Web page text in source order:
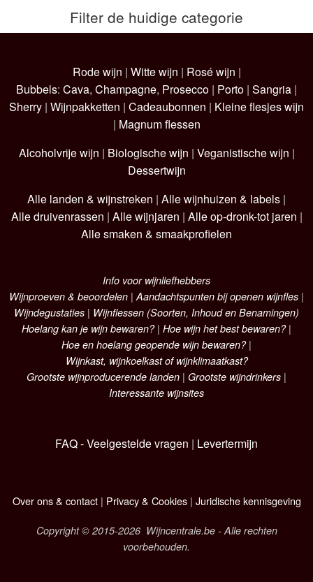
Kleine flesjes
Cadeaubonnen
Filter de huidige categorie
Rode wijn | Witte wijn | Rosé wijn |
Bubbels: Cava, Champagne, Prosecco | Porto | Sangria |
Sherry | Wijnpakketten | Cadeaubonnen | Kleine flesjes wijn
| Magnum flessen
Alcoholvrije wijn | Biologische wijn | Veganistische wijn |
Dessertwijn
Alle landen & wijnstreken | Alle wijnhuizen & labels |
Alle druivenrassen | Alle wijnjaren | Alle op-dronk-tot jaren |
Alle smaken & smaakprofielen
Info voor wijnliefhebbers
Wijnproeven & beoordelen |Aandachtspunten bij openen wijnfles |
Wijndegustaties | Wijnflessen (Soorten, Inhoud en Benamingen)
Hoelang kan je wijn bewaren?| Hoe wijn het best bewaren?|
Hoe en hoelang geopende wijn bewaren?|
Wijnkast, wijnkoelkast of wijnklimaatkast?
Grootste wijnproducerende landen | Grootste wijndrinkers |
Interessante wijnsites
FAQ - Veelgestelde vragen | Levertermijn
Over ons & contact| Privacy & Cookies| Juridische kennisgeving
Copyright © 2015-2026 Wijncentrale.be - Alle rechten
voorbehouden.